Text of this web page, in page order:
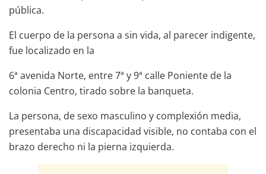
pública.
El cuerpo de la persona a sin vida, al parecer indigente,
fue localizado en la
6ª avenida Norte, entre 7ª y 9ª calle Poniente de la
colonia Centro, tirado sobre la banqueta.
La persona, de sexo masculino y complexión media,
presentaba una discapacidad visible, no contaba con el
brazo derecho ni la pierna izquierda.